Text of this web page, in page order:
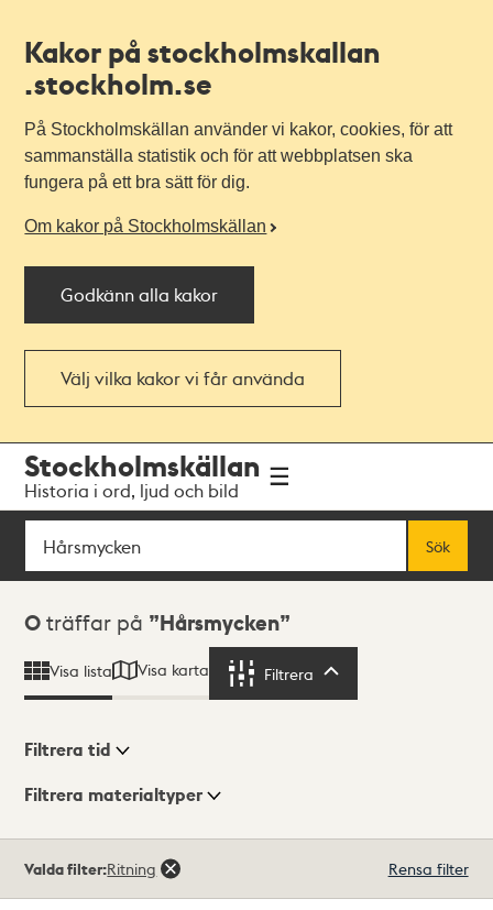
Kakor på stockholmskallan
.stockholm.se
På Stockholmskällan använder vi kakor, cookies, för att
sammanställa statistik och för att webbplatsen ska
fungera på ett bra sätt för dig.
Om kakor på Stockholmskällan
Godkänn alla kakor
Välj vilka kakor vi får använda
navigationen
huvudinnehållet
Stockholmskällan
Historia i ord, ljud och bild
Sök
Sök
Sökresultat
0 träffar på Hårsmycken
Visa lista Visa karta Filtrera
Visningsläge
Filtrera tid
Filtrera materialtyper
träffar
Valda filter:Ritning Rensa filter